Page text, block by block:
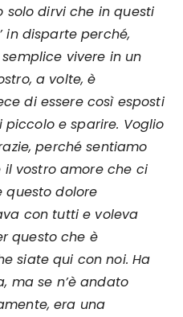
solo dirvi che in questi
in disparte perché,
vivere in un
a volte, è
di essere così esposti
e sparire. Voglio
perché sentiamo
vostro amore che ci
questo dolore
con tutti e voleva
questo che è
siate qui con noi. Ha
ma se n’è andato
era una